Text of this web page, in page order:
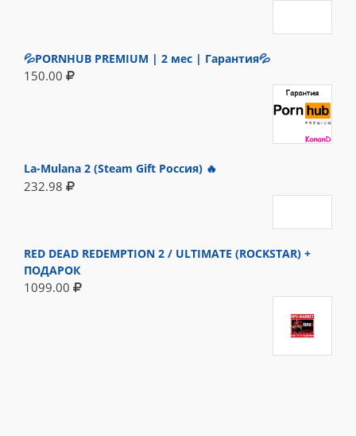
💦PORNHUB PREMIUM | 2 мес | Гарантия💦
150.00
La-Mulana 2 (Steam Gift Россия) 🔥
232.98
RED DEAD REDEMPTION 2 / ULTIMATE (ROCKSTAR) +
ПОДАРОК
1099.00